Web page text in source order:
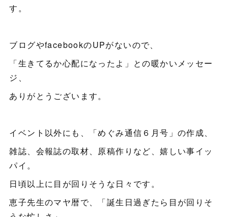
す。
ブログやfacebookのUPがないので、
「生きてるか心配になったよ」との暖かいメッセー
ジ、
ありがとうございます。
イベント以外にも、「めぐみ通信６月号」の作成、
雑誌、会報誌の取材、原稿作りなど、嬉しい事イッ
パイ。
日頃以上に目が回りそうな日々です。
恵子先生のマヤ暦で、「誕生日過ぎたら目が回りそ